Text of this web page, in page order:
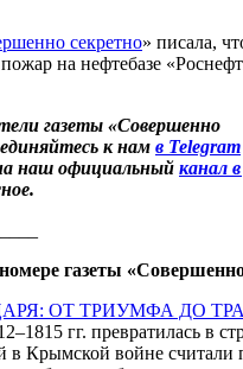
секретно» писала,
на нефтебазе
газеты «Совершенно
к нам в Telegram
наш официальный канал
газеты
ОТ ТРИУМФА ДО
гг. превратилась в
в Крымской войне считали